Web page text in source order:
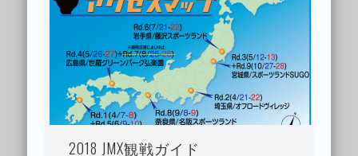
2018 JMX観戦ガイド